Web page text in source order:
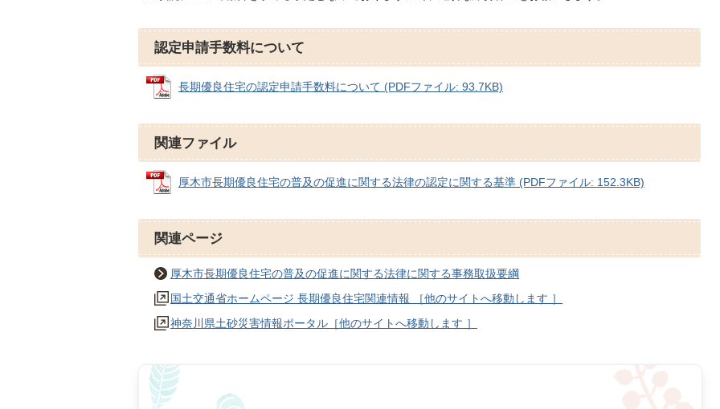
認定申請手数料について
長期優良住宅の認定申請手数料について (PDFファイル: 93.7KB)
関連ファイル
厚木市長期優良住宅の普及の促進に関する法律の認定に関する基準 (PDFファイル: 152.3KB)
関連ページ
厚木市長期優良住宅の普及の促進に関する法律に関する事務取扱要綱
国土交通省ホームページ 長期優良住宅関連情報 ［他のサイトへ移動します ］
神奈川県土砂災害情報ポータル［他のサイトへ移動します ］